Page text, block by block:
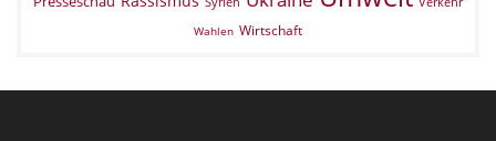
Wahlen Wirtschaft